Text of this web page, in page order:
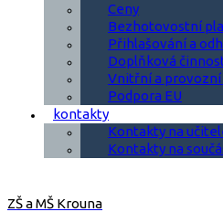
Ceny
Bezhotovostní
Přihlašování a
Doplňková
Vnitřní a provozní
Podpora EU
kontakty
Kontakty na
Kontakty na
ZŠ a MŠ Krouna